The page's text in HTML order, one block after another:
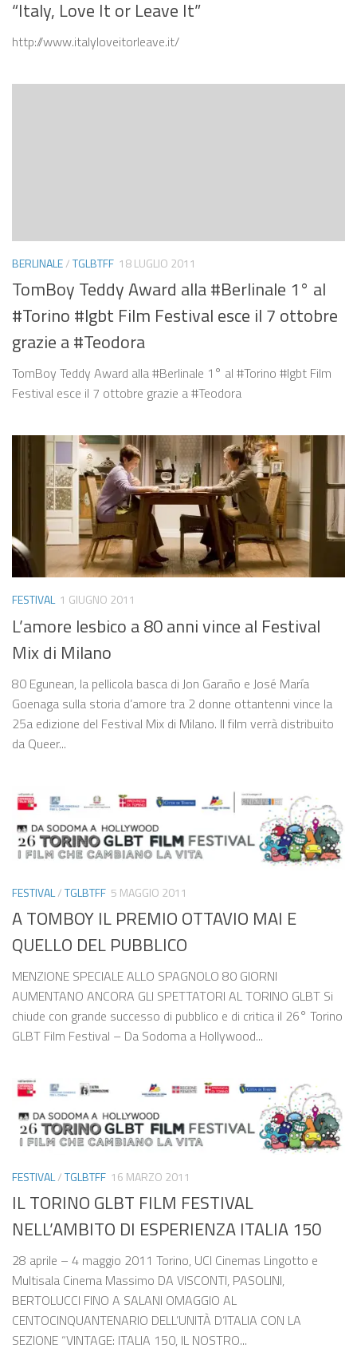
“Italy, Love It or Leave It”
http://www.italyloveitorleave.it/
BERLINALE/TGLBTFF 18 LUGLIO 2011
TomBoy Teddy Award alla #Berlinale 1° al
#Torino #lgbt Film Festival esce il 7 ottobre
grazie a #Teodora
TomBoy Teddy Award alla #Berlinale 1° al #Torino #lgbt Film
Festival esce il 7 ottobre grazie a #Teodora
FESTIVAL 1 GIUGNO 2011
L’amore lesbico a 80 anni vince al Festival
Mix di Milano
80 Egunean, la pellicola basca di Jon Garaño e José María
Goenaga sulla storia d’amore tra 2 donne ottantenni vince la
25a edizione del Festival Mix di Milano. Il film verrà distribuito
da Queer...
FESTIVAL/TGLBTFF 5 MAGGIO 2011
A TOMBOY IL PREMIO OTTAVIO MAI E
QUELLO DEL PUBBLICO
MENZIONE SPECIALE ALLO SPAGNOLO 80 GIORNI
AUMENTANO ANCORA GLI SPETTATORI AL TORINO GLBT Si
chiude con grande successo di pubblico e di critica il 26° Torino
GLBT Film Festival – Da Sodoma a Hollywood...
FESTIVAL/TGLBTFF 16 MARZO 2011
IL TORINO GLBT FILM FESTIVAL
NELL’AMBITO DI ESPERIENZA ITALIA 150
28 aprile – 4 maggio 2011 Torino, UCI Cinemas Lingotto e
Multisala Cinema Massimo DA VISCONTI, PASOLINI,
BERTOLUCCI FINO A SALANI OMAGGIO AL
CENTOCINQUANTENARIO DELL’UNITÀ D’ITALIA CON LA
SEZIONE “VINTAGE: ITALIA 150, IL NOSTRO...